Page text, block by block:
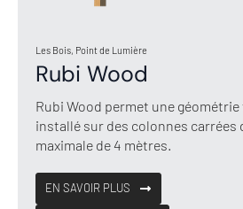
Les Bois, Point de Lumière
Rubi Wood
Rubi Wood permet une
installé sur des colonnes carrées
maximale de 4 mètres.
EN SAVOIR PLUS